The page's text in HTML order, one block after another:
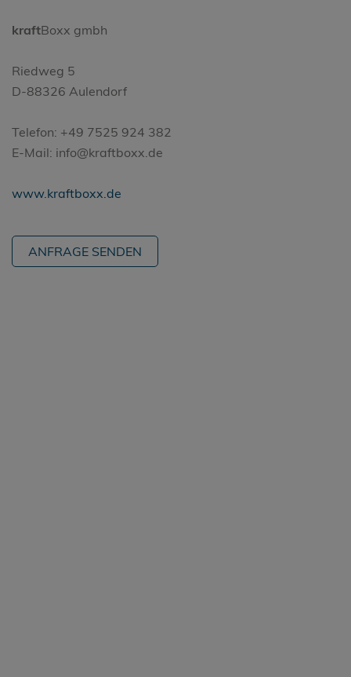
kraftBoxx gmbh
Riedweg 5
D-88326 Aulendorf
Telefon: +49 7525 924 382
E-Mail: info@kraftboxx.de
www.kraftboxx.de
ANFRAGE SENDEN